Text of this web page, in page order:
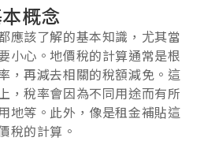
概念
應該了解的基本知識，尤其當
小心。地價稅的計算通常是根
，再減去相關的稅額減免。這
，稅率會因為不同用途而有所
地等。此外，像是租金補貼這
稅的計算。